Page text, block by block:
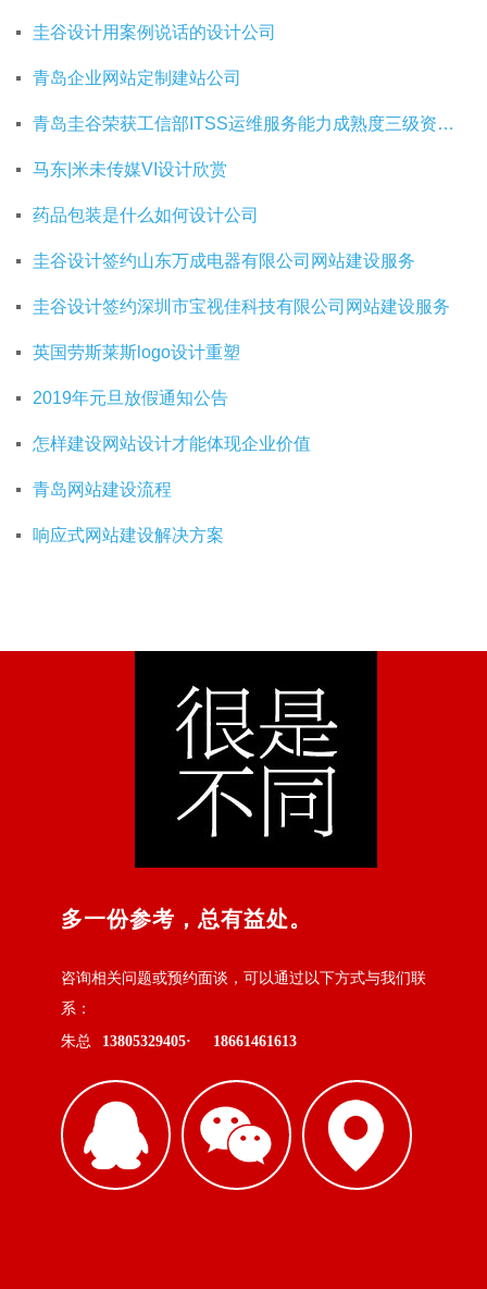
圭谷设计用案例说话的设计公司
青岛企业网站定制建站公司
青岛圭谷荣获工信部ITSS运维服务能力成熟度三级资质证书
马东|米未传媒VI设计欣赏
药品包装是什么如何设计公司
圭谷设计签约山东万成电器有限公司网站建设服务
圭谷设计签约深圳市宝视佳科技有限公司网站建设服务
英国劳斯莱斯logo设计重塑
2019年元旦放假通知公告
怎样建设网站设计才能体现企业价值
青岛网站建设流程
响应式网站建设解决方案
多一份参考，总有益处。
咨询相关问题或预约面谈，可以通过以下方式与我们联
系：
朱总
13805329405· 18661461613